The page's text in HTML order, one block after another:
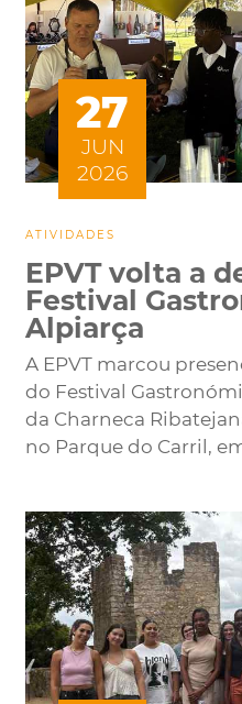
27
JUN
2026
ATIVIDADES
EPVT volta a
Festival
Alpiarça
A EPVT marcou
do Festival
da Charneca
no Parque do Carril,